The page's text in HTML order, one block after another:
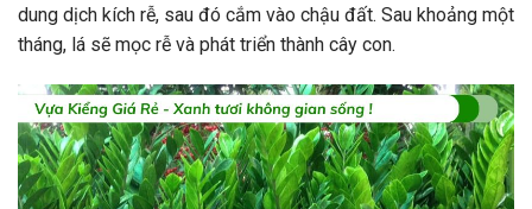
dung dịch kích rễ, sau đó cắm vào chậu đất. Sau khoảng một
tháng, lá sẽ mọc rễ và phát triển thành cây con.